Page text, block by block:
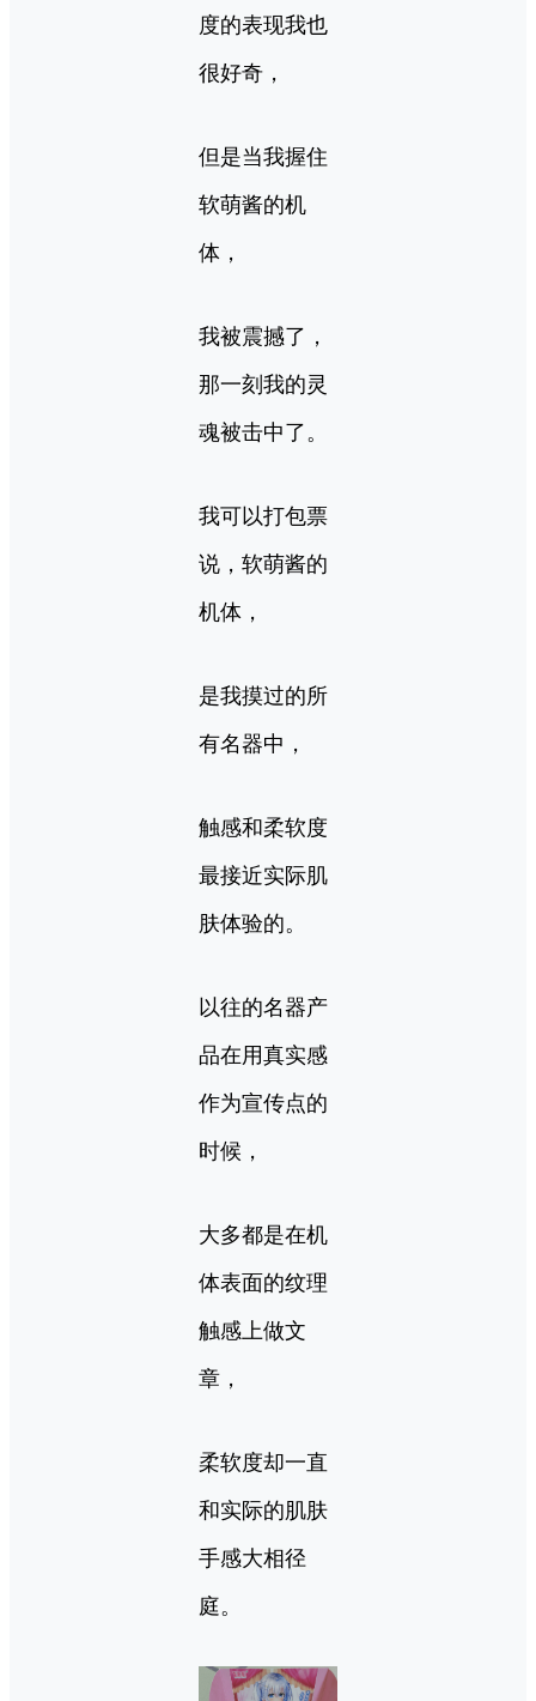
度的表现我也
很好奇，
但是当我握住
软萌酱的机
体，
我被震撼了，
那一刻我的灵
魂被击中了。
我可以打包票
说，软萌酱的
机体，
是我摸过的所
有名器中，
触感和柔软度
最接近实际肌
肤体验的。
以往的名器产
品在用真实感
作为宣传点的
时候，
大多都是在机
体表面的纹理
触感上做文
章，
柔软度却一直
和实际的肌肤
手感大相径
庭。